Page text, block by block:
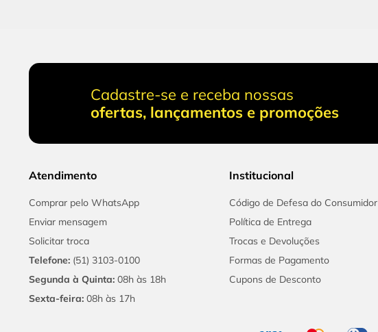
Cadastre-se e receba nossas
ofertas, lançamentos e promoções
Atendimento
Comprar pelo WhatsApp
Enviar mensagem
Solicitar troca
Telefone: (51) 3103-0100
Segunda à Quinta: 08h às 18h
Sexta-feira: 08h às 17h
Institucional
Código de Defesa do Consumidor
Política de Entrega
Trocas e Devoluções
Formas de Pagamento
Cupons de Desconto